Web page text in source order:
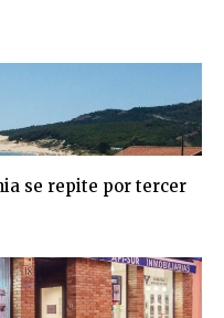
se repite por tercer